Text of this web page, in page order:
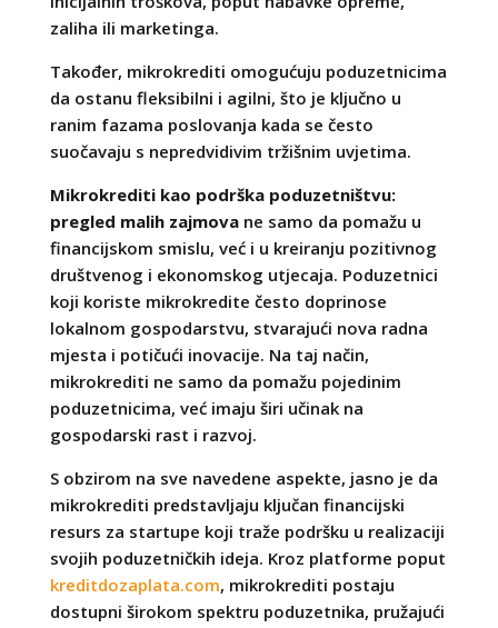
zaliha ili marketinga.
Također, mikrokrediti omogućuju poduzetnicima
da ostanu fleksibilni i agilni, što je ključno u
ranim fazama poslovanja kada se često
suočavaju s nepredvidivim tržišnim uvjetima.
Mikrokrediti kao podrška poduzetništvu:
pregled malih zajmovane samo da pomažu u
financijskom smislu, već i u kreiranju pozitivnog
društvenog i ekonomskog utjecaja. Poduzetnici
koji koriste mikrokredite često doprinose
lokalnom gospodarstvu, stvarajući nova radna
mjesta i potičući inovacije. Na taj način,
mikrokrediti ne samo da pomažu pojedinim
poduzetnicima, već imaju širi učinak na
gospodarski rast i razvoj.
S obzirom na sve navedene aspekte, jasno je da
mikrokrediti predstavljaju ključan financijski
resurs za startupe koji traže podršku u realizaciji
svojih poduzetničkih ideja. Kroz platforme poput
kreditdozaplata.com, mikrokrediti postaju
dostupni širokom spektru poduzetnika, pružajući